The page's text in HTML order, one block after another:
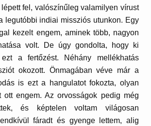
fel, valószínűleg valamilyen vírust
legutóbbi indiai missziós utunkon. Egy
kezelt engem, aminek több, nagyon
volt. De úgy gondolta, hogy ki
a fertőzést. Néhány mellékhatás
okozott. Önmagában véve már a
is ezt a hangulatot fokozta, olyan
ott engem. Az orvosságok pedig még
és képtelen voltam világosan
fáradt és gyenge lettem, alig